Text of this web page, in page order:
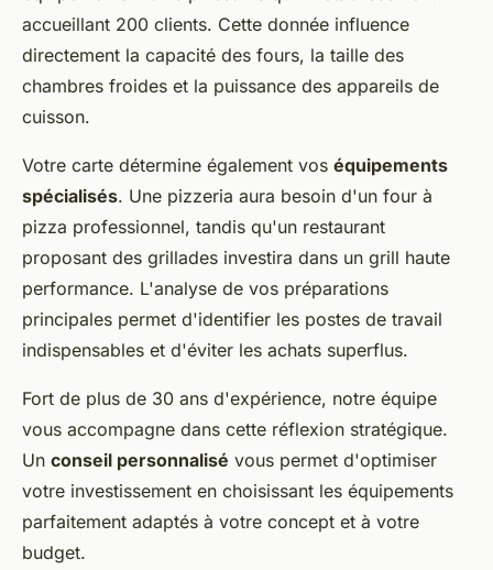
accueillant 200 clients. Cette donnée influence
directement la capacité des fours, la taille des
chambres froides et la puissance des appareils de
cuisson.
Votre carte détermine également vos équipements
spécialisés. Une pizzeria aura besoin d'un four à
pizza professionnel, tandis qu'un restaurant
proposant des grillades investira dans un grill haute
performance. L'analyse de vos préparations
principales permet d'identifier les postes de travail
indispensables et d'éviter les achats superflus.
Fort de plus de 30 ans d'expérience, notre équipe
vous accompagne dans cette réflexion stratégique.
Un conseil personnalisé vous permet d'optimiser
votre investissement en choisissant les équipements
parfaitement adaptés à votre concept et à votre
budget.